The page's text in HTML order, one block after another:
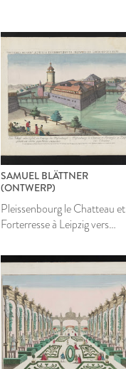
SAMUEL BLÄTTNER
(ONTWERP)
Pleissenbourg le Chatteau et
Forterresse à Leipzig vers